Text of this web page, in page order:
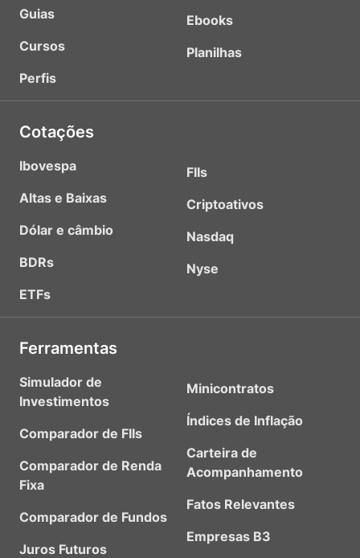
Guias
Cursos
Perfis
Ebooks
Planilhas
Cotações
Ibovespa
Altas e Baixas
Dólar e câmbio
BDRs
ETFs
FIIs
Criptoativos
Nasdaq
Nyse
Ferramentas
Simulador de
Investimentos
Comparador de FIIs
Comparador de Renda
Fixa
Comparador de Fundos
Juros Futuros
Minicontratos
Índices de Inflação
Carteira de
Acompanhamento
Fatos Relevantes
Empresas B3